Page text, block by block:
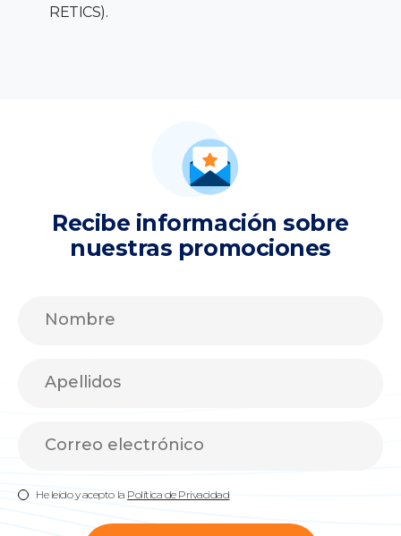
RETICS).
Recibe información sobre
nuestras promociones
He leído y acepto la Política de Privacidad